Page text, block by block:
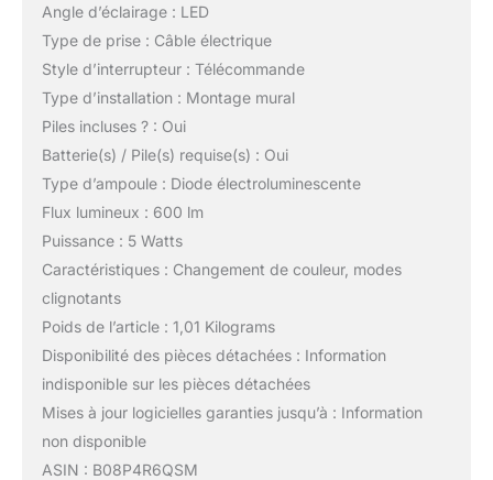
Angle d’éclairage : LED
Type de prise : Câble électrique
Style d’interrupteur : Télécommande
Type d’installation : Montage mural
Piles incluses ? : Oui
Batterie(s) / Pile(s) requise(s) : Oui
Type d’ampoule : Diode électroluminescente
Flux lumineux : 600 lm
Puissance : 5 Watts
Caractéristiques : Changement de couleur, modes
clignotants
Poids de l’article : 1,01 Kilograms
Disponibilité des pièces détachées : Information
indisponible sur les pièces détachées
Mises à jour logicielles garanties jusqu’à : Information
non disponible
ASIN : B08P4R6QSM